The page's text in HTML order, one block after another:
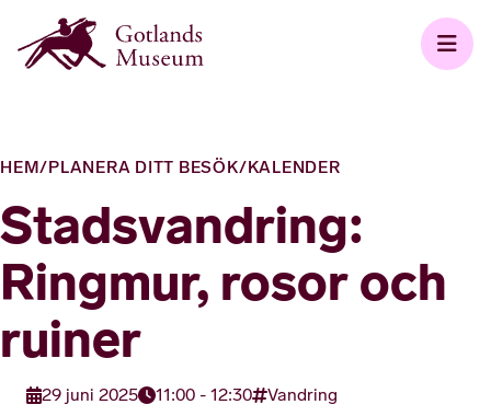
HEM/PLANERA DITT BESÖK/KALENDER
Stadsvandring:
Ringmur, rosor och
ruiner
29 juni 2025 11:00 - 12:30 Vandring